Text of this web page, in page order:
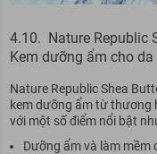
4.10. Nature Republic
Kem dưỡng ẩm cho
Nature Republic Shea
kem dưỡng ẩm từ thương
với một số điểm nổi bật
Dưỡng ẩm và làm mềm